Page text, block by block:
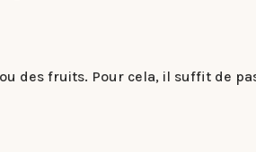
des fruits. Pour cela, il suffit de